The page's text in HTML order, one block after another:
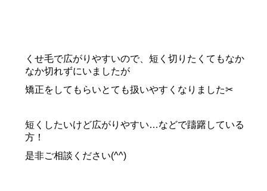
くせ毛で広がりやすいので、短く切りたくてもなか
なか切れずにいましたが
矯正をしてもらいとても扱いやすくなりました✂
短くしたいけど広がりやすい…などで躊躇している
方！
是非ご相談ください(^^)